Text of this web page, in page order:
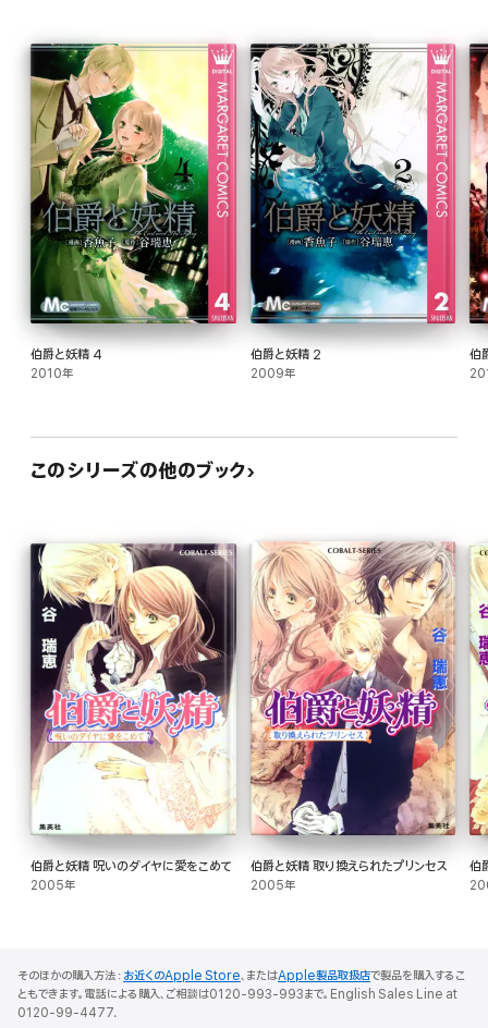
伯爵と妖精 4
2010年
伯爵と妖精 2
2009年
伯
このシリーズの他のブック
伯爵と妖精 呪いのダイヤに愛をこめて
2005年
伯爵と妖精 取り換えられたプリンセス
2005年
伯
そのほかの購入方法： お近くのApple Store、またはApple製品取扱店で製品を購入するこ
ともできます。電話による購入、ご相談は0120-993-993まで。English Sales Line at
0120-99-4477.